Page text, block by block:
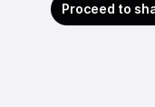
Proceed to